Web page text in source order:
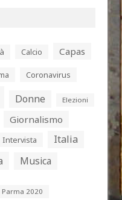
Calcio Capas
Coronavirus
Donne Elezioni
Giornalismo
Intervista Italia
Musica
Parma 2020